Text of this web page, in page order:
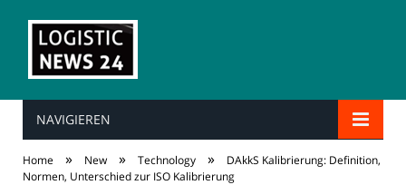
NAVIGIEREN
Home » New » Technology »
DAkkS Kalibrierung: Definition,
Normen, Unterschied zur ISO Kalibrierung